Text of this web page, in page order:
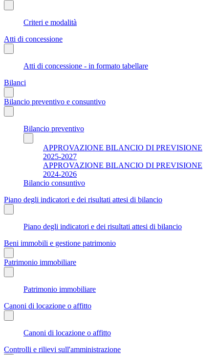
Criteri e modalità
Atti di concessione
Atti di concessione - in formato tabellare
Bilanci
Bilancio preventivo e consuntivo
Bilancio preventivo
APPROVAZIONE BILANCIO DI PREVISIONE
2025-2027
APPROVAZIONE BILANCIO DI PREVISIONE
2024-2026
Bilancio consuntivo
Piano degli indicatori e dei risultati attesi di bilancio
Piano degli indicatori e dei risultati attesi di bilancio
Beni immobili e gestione patrimonio
Patrimonio immobiliare
Patrimonio immobiliare
Canoni di locazione o affitto
Canoni di locazione o affitto
Controlli e rilievi sull'amministrazione